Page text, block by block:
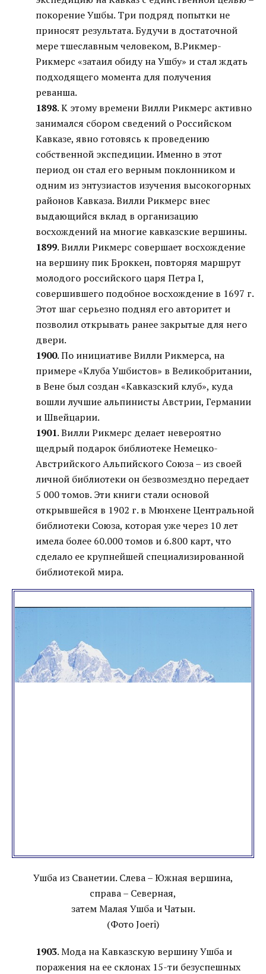
покорение Ушбы. Три подряд попытки не
приносят результата. Будучи в достаточной
мере тшеславным человеком, В.Рикмер-
Рикмерс «затаил обиду на Ушбу» и стал ждать
подходящего момента для получения
реванша.
1898. К этому времени Вилли Рикмерс активно
занимался сбором сведений о Российском
Кавказе, явно готовясь к проведению
собственной экспедиции. Именно в этот
период он стал его верным поклонником и
одним из энтузиастов изучения высокогорных
районов Кавказа. Вилли Рикмерс внес
выдающийся вклад в организацию
восхождений на многие кавказские вершины.
1899. Вилли Рикмерс совершает восхождение
на вершину пик Броккен, повторяя маршрут
молодого российского царя Петра I,
совершившего подобное восхождение в 1697 г.
Этот шаг серьезно поднял его авторитет и
позволил открывать ранее закрытые для него
двери.
1900. По инициативе Вилли Рикмерса, на
примере «Клуба Ушбистов» в Великобритании,
в Вене был создан «Кавказский клуб», куда
вошли лучшие альпинисты Австрии, Германии
и Швейцарии.
1901. Вилли Рикмерс делает невероятно
щедрый подарок библиотеке Немецко-
Австрийского Альпийского Союза – из своей
личной библиотеки он безвозмездно передает
5 000 томов. Эти книги стали основой
открывшейся в 1902 г. в Мюнхене Центральной
библиотеки Союза, которая уже через 10 лет
имела более 60.000 томов и 6.800 карт, что
сделало ее крупнейшей специализированной
библиотекой мира.
Ушба из Сванетии. Слева – Южная вершина,
справа – Северная,
затем Малая Ушба и Чатын.
(Фото Joeri)
1903. Мода на Кавказскую вершину Ушба и
поражения на ее склонах 15-ти безуспешных